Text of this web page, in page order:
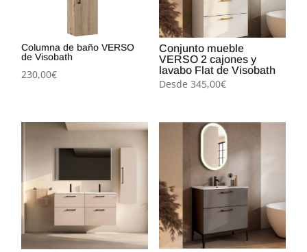
Columna de baño VERSO
de Visobath
230,00€
Conjunto mueble
VERSO 2 cajones y
lavabo Flat de Visobath
Desde 345,00€